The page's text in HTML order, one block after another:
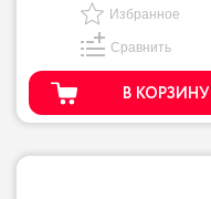
Избранное
Сравнить
В КОРЗИНУ